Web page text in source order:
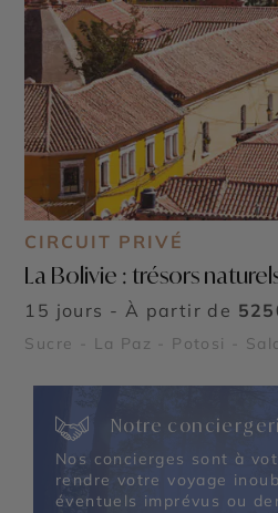
CIRCUIT PRIVÉ
La Bolivie : trésors
15 jours - À partir de
Sucre - La Paz - Potosi -
Notre
Nos concierges sont à
rendre votre voyage
éventuels imprévus ou